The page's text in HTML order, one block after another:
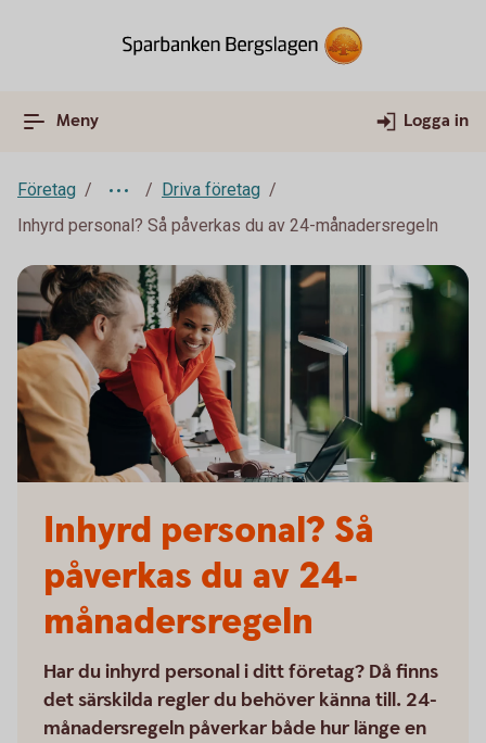
Meny Logga in
Företag
Driva företag
Inhyrd personal? Så påverkas du av 24-månadersregeln
Inhyrd personal? Så
påverkas du av 24-
månadersregeln
Har du inhyrd personal i ditt företag? Då finns
det särskilda regler du behöver känna till. 24-
månadersregeln påverkar både hur länge en